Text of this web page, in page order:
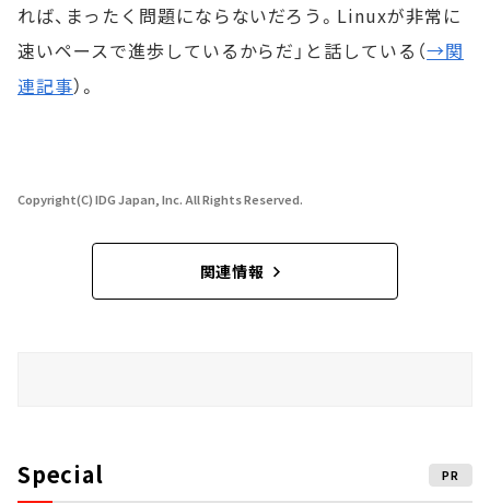
れば、まったく問題にならないだろう。Linuxが非常に
速いペースで進歩しているからだ」と話している（→関
連記事）。
Copyright(C) IDG Japan, Inc. All Rights Reserved.
関連情報
Special PR